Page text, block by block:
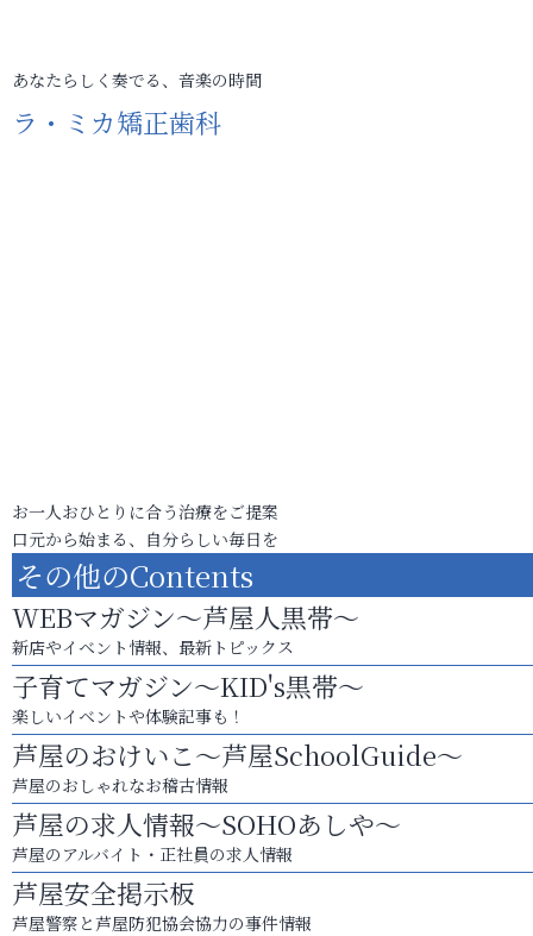
あなたらしく奏でる、音楽の時間
ラ・ミカ矯正歯科
お一人おひとりに合う治療をご提案
口元から始まる、自分らしい毎日を
その他のContents
WEBマガジン～芦屋人黒帯～
新店やイベント情報、最新トピックス
子育てマガジン～KID's黒帯～
楽しいイベントや体験記事も！
芦屋のおけいこ～芦屋SchoolGuide～
芦屋のおしゃれなお稽古情報
芦屋の求人情報～SOHOあしや～
芦屋のアルバイト・正社員の求人情報
芦屋安全掲示板
芦屋警察と芦屋防犯協会協力の事件情報